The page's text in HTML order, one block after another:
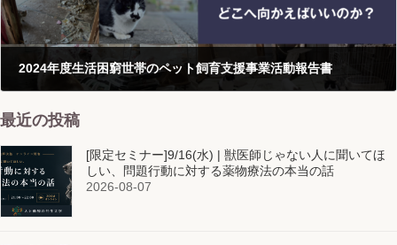
2024年度生活困窮世帯のペット飼育支援事業活動報告書
最近の投稿
[限定セミナー]9/16(水) | 獣医師じゃない人に聞いてほ
しい、問題行動に対する薬物療法の本当の話
2026-08-07